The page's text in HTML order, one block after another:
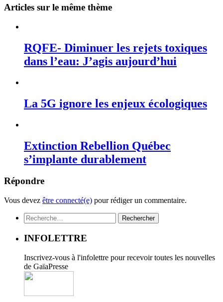
Articles sur le même thème
RQFE- Diminuer les rejets toxiques
dans l’eau: J’agis aujourd’hui
La 5G ignore les enjeux écologiques
Extinction Rebellion Québec
s’implante durablement
Répondre
Vous devez être connecté(e) pour rédiger un commentaire.
Rechercher :
INFOLETTRE
Inscrivez-vous à l'infolettre pour recevoir toutes les nouvelles
de GaïaPresse